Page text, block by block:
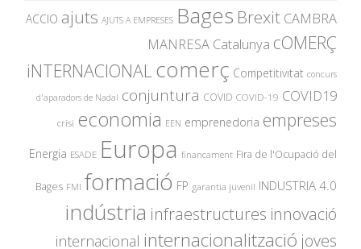
ACCIO ajuts AJUTS A EMPRESES Bages Brexit CAMBRA
MANRESA Catalunya cOMERÇ
iNTERNACIONAL comerç Competitivitat concurs
d'aparadors de Nadal conjuntura COVID COVID-19 COVID19
crisi economia EEN emprenedoria empreses
Energia ESADE Europa financament Fira de l'Ocupació del
Bages FMI formació FP garantia juvenil INDUSTRIA 4.0
indústria infraestructures innovació
internacional internacionalització joves